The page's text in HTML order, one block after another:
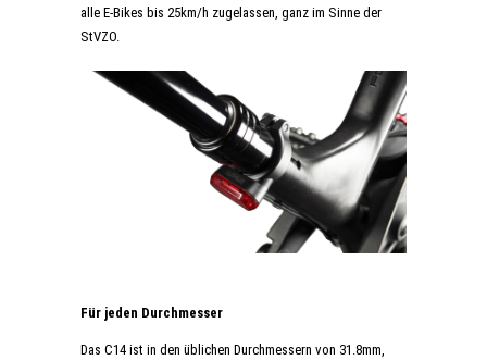
alle E-Bikes bis 25km/h zugelassen, ganz im Sinne der
StVZO.
Für jeden Durchmesser
Das C14 ist in den üblichen Durchmessern von 31.8mm,